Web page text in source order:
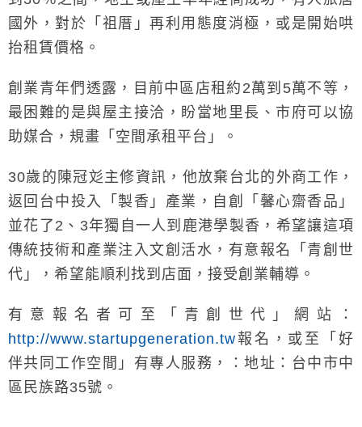
國外，對於「祖厝」再利用態度消極，或是開始哄
抬租賃價格。
創業青年們透露，目前中區店租約2萬到5萬不等，
最困難的是與屋主接洽，盼當地里長、市府可以協
助媒合，規畫「空間承租平台」。
30歲的陳冠彣主修資訊，他放棄台北的外商工作，
返回台中投入「製香」產業，自創「馨心齋香品」
並花了2、3年獨自一人到鹿港學製香，希望讓這項
傳統技術和產業注入文創活水，有意報名「青創世
代」，希望能順利找到店面，接受創業輔導。
有意報名者可至「青創世代」網站：
http://www.startupgeneration.tw報名，或至「好
伴共同工作空間」有專人服務，：地址：台中市中
區民族路35號。